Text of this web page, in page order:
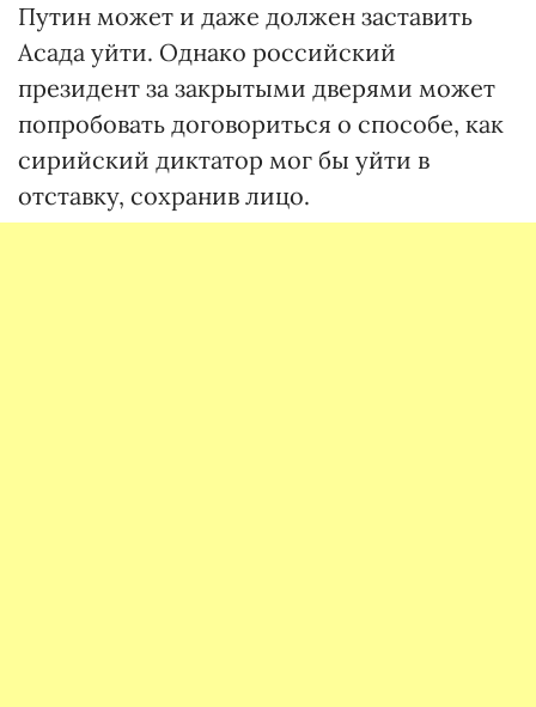
Путин может и даже должен заставить
Асада уйти. Однако российский
президент за закрытыми дверями может
попробовать договориться о способе, как
сирийский диктатор мог бы уйти в
отставку, сохранив лицо.